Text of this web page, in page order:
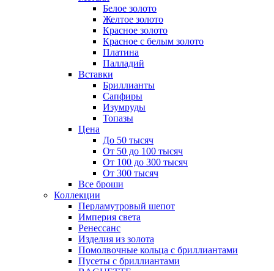
Белое золото
Желтое золото
Красное золото
Красное с белым золото
Платина
Палладий
Вставки
Бриллианты
Сапфиры
Изумруды
Топазы
Цена
До 50 тысяч
От 50 до 100 тысяч
От 100 до 300 тысяч
От 300 тысяч
Все броши
Коллекции
Перламутровый шепот
Империя света
Ренессанс
Изделия из золота
Помолвочные кольца с бриллиантами
Пусеты с бриллиантами